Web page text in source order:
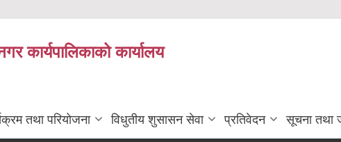
कार्यपालिकाको कार्यालय
तथा परियोजना विधुतीय शुसासन सेवा प्रतिवेदन सूचना तथा